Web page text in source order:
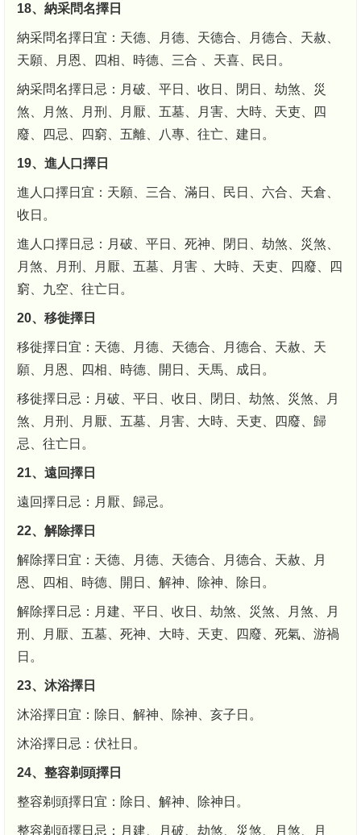
18、納采問名擇日
納采問名擇日宜：天德、月德、天德合、月德合、天赦、
天願、月恩、四相、時德、三合 、天喜、民日。
納采問名擇日忌：月破、平日、收日、閉日、劫煞、災
煞、月煞、月刑、月厭、五墓、月害、大時、天吏、四
廢、四忌、四窮、五離、八專、往亡、建日。
19、進人口擇日
進人口擇日宜：天願、三合、滿日、民日、六合、天倉、
收日。
進人口擇日忌：月破、平日、死神、閉日、劫煞、災煞、
月煞、月刑、月厭、五墓、月害 、大時、天吏、四廢、四
窮、九空、往亡日。
20、移徙擇日
移徙擇日宜：天德、月德、天德合、月德合、天赦、天
願、月恩、四相、時德、開日、天馬、成日。
移徙擇日忌：月破、平日、收日、閉日、劫煞、災煞、月
煞、月刑、月厭、五墓、月害、大時、天吏、四廢、歸
忌、往亡日。
21、遠回擇日
遠回擇日忌：月厭、歸忌。
22、解除擇日
解除擇日宜：天德、月德、天德合、月德合、天赦、月
恩、四相、時德、開日、解神、除神、除日。
解除擇日忌：月建、平日、收日、劫煞、災煞、月煞、月
刑、月厭、五墓、死神、大時、天吏、四廢、死氣、游禍
日。
23、沐浴擇日
沐浴擇日宜：除日、解神、除神、亥子日。
沐浴擇日忌：伏社日。
24、整容剃頭擇日
整容剃頭擇日宜：除日、解神、除神日。
整容剃頭擇日忌：月建、月破、劫煞、災煞、月煞、月